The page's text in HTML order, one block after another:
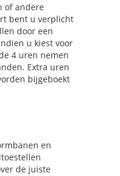
of andere
bent u verplicht
door een
u kiest voor
4 uren nemen
Extra uren
bijgeboekt
en
de juiste